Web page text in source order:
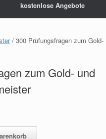
kostenlose Angebote
/ 300 Prüfungsfragen zum Gold-
zum Gold- und